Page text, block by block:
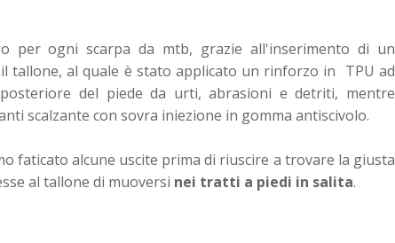
per ogni scarpa da mtb, grazie all'inserimento di un
tallone, al quale è stato applicato un rinforzo in TPU ad
del piede da urti, abrasioni e detriti, mentre
scalzante con sovra iniezione in gomma antiscivolo.
faticato alcune uscite prima di riuscire a trovare la giusta
al tallone di muoversi nei tratti a piedi in salita.